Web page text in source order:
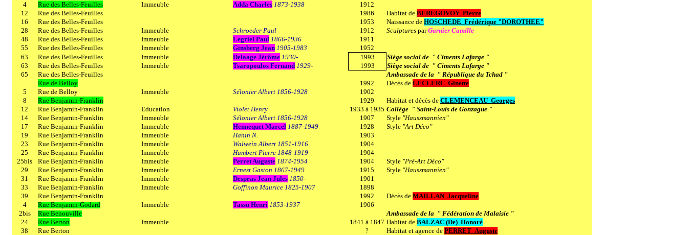
4
Rue des Belles-Feuilles Immeuble Adda Charles 1873-1938
1912
12
Rue des Belles-Feuilles 1986 Habitat de BEREGOVOY Pierre
16
Rue des Belles-Feuilles 1953 Naissance de HOSCHEDE Frédérique "DOROTHEE"
28
Rue des Belles-Feuilles Immeuble Schroeder Paul 1912 Sculptures parGarnier Camille
48
Rue des Belles-Feuilles Immeuble Legriel Paul 1866-1936
1911
55
Rue des Belles-Feuilles Immeuble Ginsberg Jean 1905-1983
1952
63
Rue des Belles-Feuilles Immeuble Delaage Jérôme 1930- 1993
Siège social de " Ciments Lafarge "
63
Rue des Belles-Feuilles Immeuble Tsaropoulos Fernand 1929- 1993
Siège social de " Ciments Lafarge "
65
Rue des Belles-Feuilles
Ambassade de la " République du Tchad "
Rue de Belloy
1992 Décès de LECLERC Ginette
5
Rue de Belloy Immeuble Sélonier Albert 1856-1928
1902
8
Rue Benjamin-Franklin 1929 Habitat et décès de CLEMENCEAU Georges
12
Rue Benjamin-Franklin Education Violet Henry 1933 à 1935 Collège " Saint-Louis de Gonzague "
14
Rue Benjamin-Franklin Immeuble Sélonier Albert 1856-1928 1907 Style "Haussmannien"
17
Rue Benjamin-Franklin Immeuble Hennequet Marcel 1887-1949 1928 Style "Art Déco"
19
Rue Benjamin-Franklin Immeuble Hanin N.
1903
23
Rue Benjamin-Franklin Immeuble Walwein Albert 1851-1916
1904
25
Rue Benjamin-Franklin Immeuble Humbert Pierre 1848-1919
1904
25bis
Rue Benjamin-Franklin Immeuble Perret Auguste 1874-1954 1904 Style "Pré-Art Déco"
29
Rue Benjamin-Franklin Immeuble Ernest Gaston 1867-1949 1915 Style "Haussmannien"
31
Rue Benjamin-Franklin Immeuble Despras Jean Jules 1850-
1901
33
Rue Benjamin-Franklin Immeuble Goffinon Maurice 1825-1907
1898
39
Rue Benjamin-Franklin 1992 Décès de MAILLAN Jacqueline
4
Rue Benjamin-Godard Immeuble Tassu Henri 1853-1937
1906
2bis
Rue Benouville
Ambassade de la " Fédération de Malaisie "
24
Rue Berton Immeuble 1841 à 1847 Habitat de BALZAC (De) Honoré
38
Rue Berton ? Habitat et agence de PERRET Auguste